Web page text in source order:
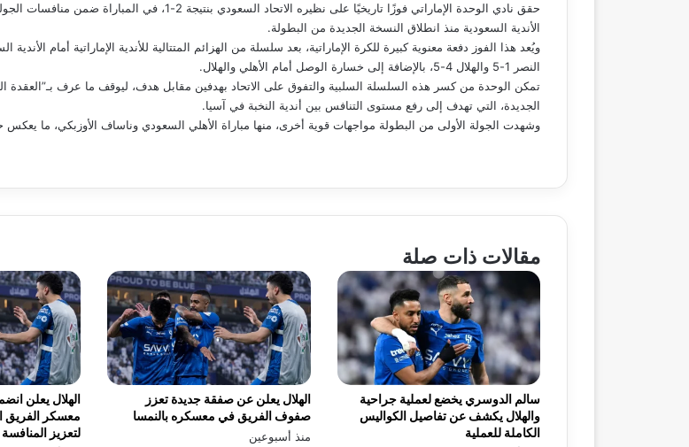
حقق نادي الوحدة الإماراتي فوزًا تاريخيًا على نظيره
الأندية السعودية منذ انطلاق النسخة الجديدة من البطولة.
النصر 1-5 والهلال 4-5، بالإضافة إلى خسارة الوصل أمام الأهلي والهلال.
تمكن الوحدة من كسر هذه السلسلة السلبية والتفوق على الاتحاد بهدفين مقابل هدف، ليوقف ما عرف بـ”العقدة
الجديدة، التي تهدف إلى رفع مستوى التنافس بين أندية النخبة في آسيا.
وشهدت الجولة الأولى من البطولة مواجهات قوية أخرى، منها مباراة الأهلي السعودي وناساف الأوزبكي، ما يعكس
مقالات ذات صلة
الهلال يعلن
معسكر الفريق
لتعزيز المنافسة
الهلال يعلن عن صفقة جديدة تعزز
صفوف الفريق في معسكره بالنمسا
منذ أسبوعين
سالم الدوسري يخضع لعملية جراحية
والهلال يكشف عن تفاصيل الكواليس
الكاملة للعملية